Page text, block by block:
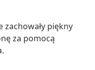
piękny
za pomocą